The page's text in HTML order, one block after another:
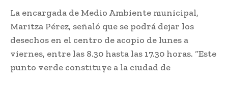
La encargada de Medio Ambiente municipal,
Maritza Pérez, señaló que se podrá dejar los
desechos en el centro de acopio de lunes a
viernes, entre las 8.30 hasta las 17.30 horas. “Este
punto verde constituye a la ciudad de